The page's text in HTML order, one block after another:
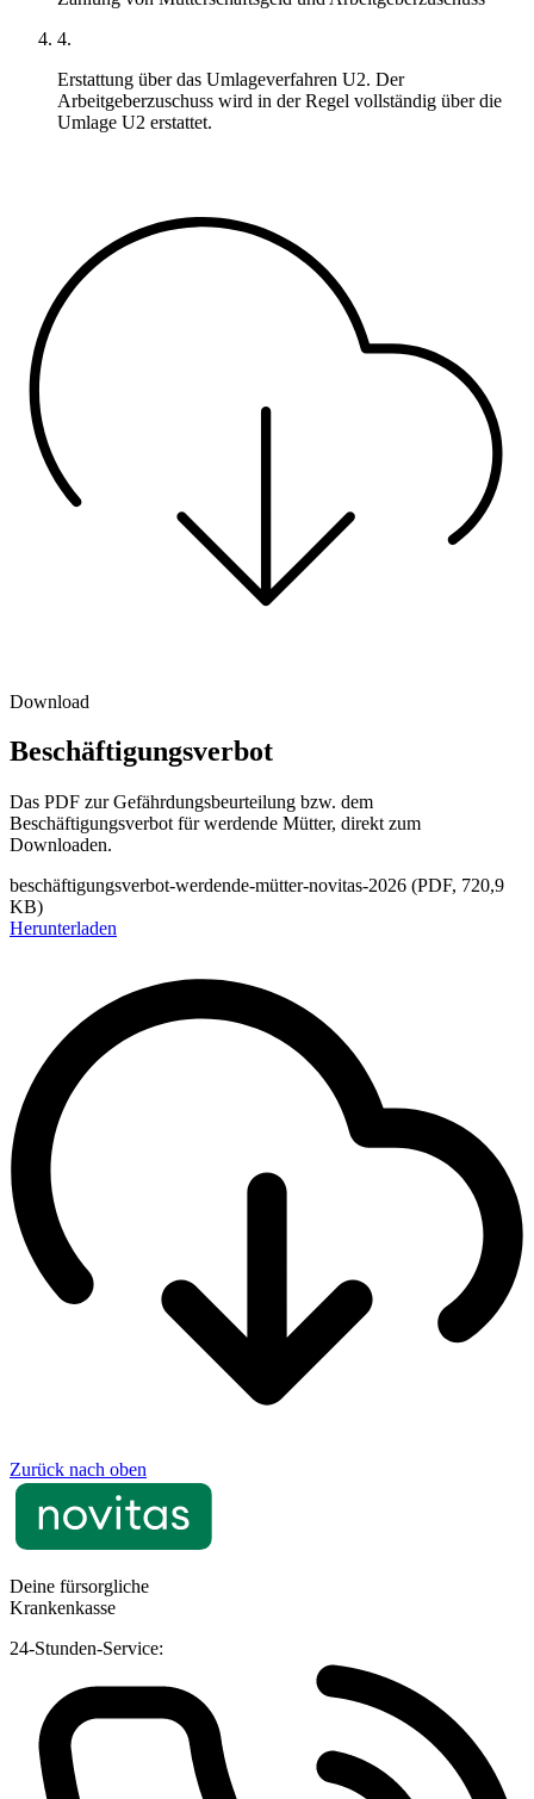
4.
Erstattung über das Umlageverfahren U2. Der
Arbeitgeberzuschuss wird in der Regel vollständig über die
Umlage U2 erstattet.
Download
Beschäftigungsverbot
Das PDF zur Gefährdungsbeurteilung bzw. dem
Beschäftigungsverbot für werdende Mütter, direkt zum
Downloaden.
beschäftigungsverbot-werdende-mütter-novitas-2026 (PDF, 720,9
KB)
Herunterladen
Zurück nach oben
Deine fürsorgliche
Krankenkasse
24-Stunden-Service: